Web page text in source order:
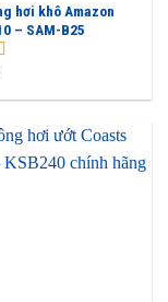
hơi khô Amazon
– SAM-B25
of